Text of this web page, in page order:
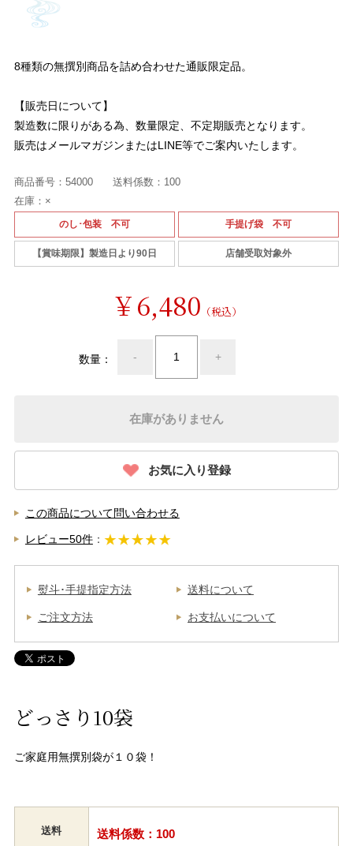
8種類の無撰別商品を詰め合わせた通販限定品。
【販売日について】
製造数に限りがある為、数量限定、不定期販売となります。
販売はメールマガジンまたはLINE等でご案内いたします。
商品番号： 54000 送料係数： 100
在庫： ×
のし･包装 不可 手提げ袋 不可
【賞味期限】製造日より90日 店舗受取対象外
￥6,480 （税込）
数量： - +
お気に入り登録
在庫がありません
この商品について問い合わせる
レビュー50件：
熨斗･手提指定方法 送料について
ご注文方法 お支払いについて
どっさり10袋
ご家庭用無撰別袋が１０袋！
送料 送料係数：100